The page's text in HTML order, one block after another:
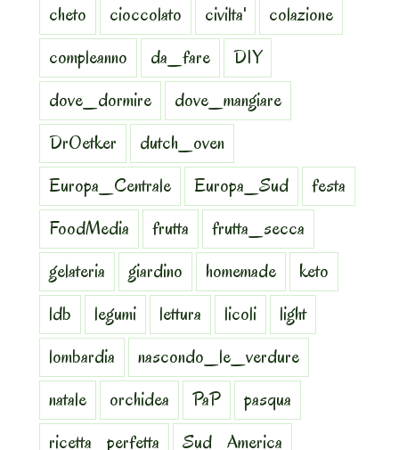
cheto
cioccolato civilta'
colazione
compleanno
da_fare
DIY
dove_dormire
dove_mangiare
DrOetker
dutch_oven
Europa_Centrale
Europa_Sud
festa
FoodMedia
frutta
frutta_secca
gelateria
giardino homemade
keto
ldb
legumi lettura licoli
light
lombardia
nascondo_le_verdure
natale
orchidea PaP
pasqua
ricetta_perfetta
Sud_America